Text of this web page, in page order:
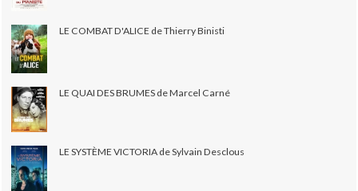
LE COMBAT D'ALICE de Thierry Binisti
LE QUAI DES BRUMES de Marcel Carné
LE SYSTÈME VICTORIA de Sylvain Desclous